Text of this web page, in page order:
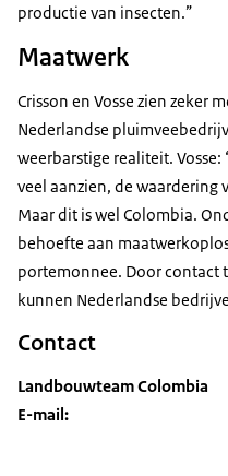
productie van insecten.”
Maatwerk
Crisson en Vosse zien zeker
Nederlandse
weerbarstige realiteit.
veel aanzien, de waardering
Maar dit is wel Colombia.
behoefte aan
portemonnee. Door contact
kunnen Nederlandse
Contact
Landbouwteam Colombia
E-mail: